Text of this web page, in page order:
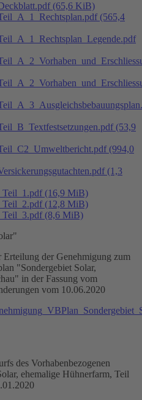
(65,6 KiB)
(565,4
(53,9
(994,0
(1,3
(16,9 MiB)
(12,8 MiB)
(8,6 MiB)
der Genehmigung zum
"Sondergebiet Solar,
in der Fassung vom
vom 10.06.2020
des Vorhabenbezogenen
ehemalige Hühnerfarm, Teil